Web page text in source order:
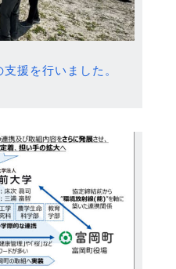
援を行いました。